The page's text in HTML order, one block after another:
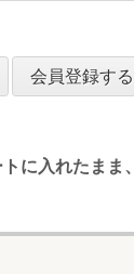
会員登録する
に入れたまま